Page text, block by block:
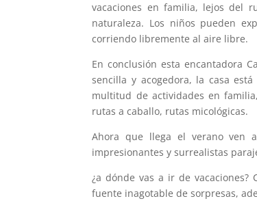
vacaciones en familia, lejos del
naturaleza. Los niños pueden
corriendo libremente al aire libre.
En conclusión esta encantadora
sencilla y acogedora, la casa
multitud de actividades en
rutas a caballo, rutas micológicas.
Ahora que llega el verano ven
impresionantes y surrealistas
¿a dónde vas a ir de
fuente inagotable de sorpresas,